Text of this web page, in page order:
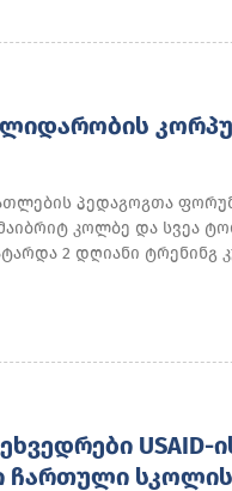
პედაგოგთა
კოლბე და სვეა
2 დღიანი ტრენინგ
ᲩᲐᲠᲗᲣᲚᲘ